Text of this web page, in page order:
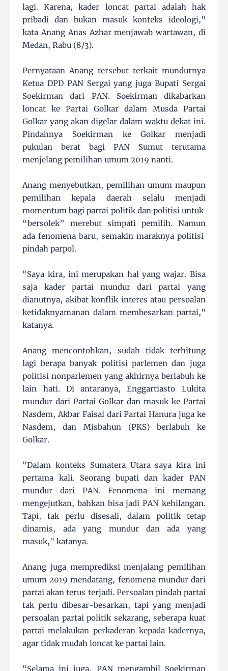
lagi. Karena, kader loncat partai adalah hak
pribadi dan bukan masuk konteks ideologi,"
kata Anang Anas Azhar menjawab wartawan, di
Medan, Rabu (8/3).
Pernyataan Anang tersebut terkait mundurnya
Ketua DPD PAN Sergai yang juga Bupati Sergai
Soekirman dari PAN. Soekirman dikabarkan
loncat ke Partai Golkar dalam Musda Partai
Golkar yang akan digelar dalam waktu dekat ini.
Pindahnya Soekirman ke Golkar menjadi
pukulan berat bagi PAN Sumut terutama
menjelang pemilihan umum 2019 nanti.
Anang menyebutkan, pemilihan umum maupun
pemilihan kepala daerah selalu menjadi
momentum bagi partai politik dan politisi untuk
“bersolek” merebut simpati pemilih. Namun
ada fenomena baru, semakin maraknya politisi
pindah parpol.
"Saya kira, ini merupakan hal yang wajar. Bisa
saja kader partai mundur dari partai yang
dianutnya, akibat konflik interes atau persoalan
ketidaknyamanan dalam membesarkan partai,"
katanya.
Anang mencontohkan, sudah tidak terhitung
lagi berapa banyak politisi parlemen dan juga
politisi nonparlemen yang akhirnya berlabuh ke
lain hati. Di antaranya, Enggartiasto Lukita
mundur dari Partai Golkar dan masuk ke Partai
Nasdem, Akbar Faisal dari Partai Hanura juga ke
Nasdem, dan Misbahun (PKS) berlabuh ke
Golkar.
"Dalam konteks Sumatera Utara saya kira ini
pertama kali. Seorang bupati dan kader PAN
mundur dari PAN. Fenomena ini memang
mengejutkan, bahkan bisa jadi PAN kehilangan.
Tapi, tak perlu disesali, dalam politik tetap
dinamis, ada yang mundur dan ada yang
masuk," katanya.
Anang juga memprediksi menjalang pemilihan
umum 2019 mendatang, fenomena mundur dari
partai akan terus terjadi. Persoalan pindah partai
tak perlu dibesar-besarkan, tapi yang menjadi
persoalan partai politik sekarang, seberapa kuat
partai melakukan perkaderan kepada kadernya,
agar tidak mudah loncat ke partai lain.
"Selama ini juga, PAN mengambil Soekirman